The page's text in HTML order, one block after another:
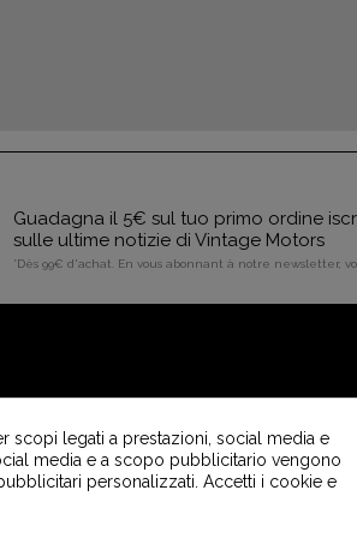
Guadagna il 5€ sul tuo primo ordine
sulle ultime notizie di Vintage Motors
*Dès 99€ d'achat. En vous abonnant à notre newsletter,
SERVIZIO CLIENTI
Contattaci
Servizio clienti di Vintage
scopi legati a prestazioni, social media e
media e a scopo pubblicitario vengono
personalizzati. Accetti i cookie e